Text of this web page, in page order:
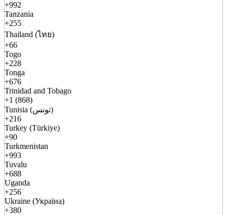
+992
Tanzania
+255
Thailand (ไทย)
+66
Togo
+228
Tonga
+676
Trinidad and Tobago
+1 (868)
Tunisia (تونس)
+216
Turkey (Türkiye)
+90
Turkmenistan
+993
Tuvalu
+688
Uganda
+256
Ukraine (Україна)
+380